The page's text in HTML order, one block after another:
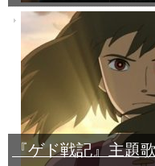
『ゲド戦記』主題